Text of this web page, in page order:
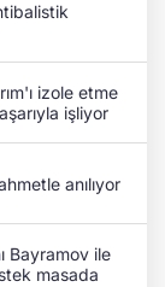
izole etme
işliyor
anılıyor
Bayramov ile
masada